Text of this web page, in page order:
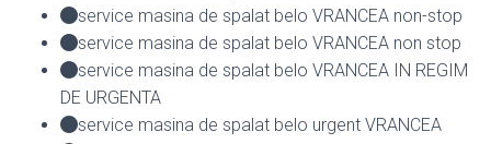
service masina de spalat belo VRANCEA non-stop
service masina de spalat belo VRANCEA non stop
service masina de spalat belo VRANCEA IN REGIM
DE URGENTA
service masina de spalat belo urgent VRANCEA